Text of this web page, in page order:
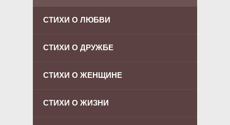
СТИХИ О ЛЮБВИ
СТИХИ О ДРУЖБЕ
СТИХИ О ЖЕНЩИНЕ
СТИХИ О ЖИЗНИ